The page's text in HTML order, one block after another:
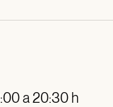
a 20:30 h